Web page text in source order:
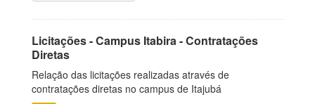
Licitações - Campus Itabira - Contratações
Diretas
Relação das licitações realizadas através de
contratações diretas no campus de Itajubá